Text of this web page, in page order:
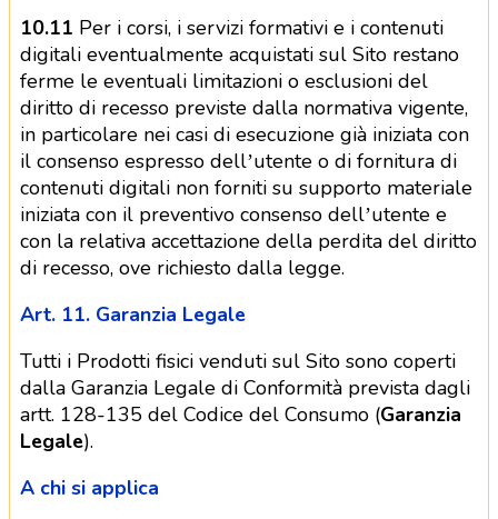
10.11 Per i corsi, i servizi formativi e i contenuti
digitali eventualmente acquistati sul Sito restano
ferme le eventuali limitazioni o esclusioni del
diritto di recesso previste dalla normativa vigente,
in particolare nei casi di esecuzione già iniziata con
il consenso espresso dell’utente o di fornitura di
contenuti digitali non forniti su supporto materiale
iniziata con il preventivo consenso dell’utente e
con la relativa accettazione della perdita del diritto
di recesso, ove richiesto dalla legge.
Art. 11. Garanzia Legale
Tutti i Prodotti fisici venduti sul Sito sono coperti
dalla Garanzia Legale di Conformità prevista dagli
artt. 128-135 del Codice del Consumo (Garanzia
Legale).
A chi si applica